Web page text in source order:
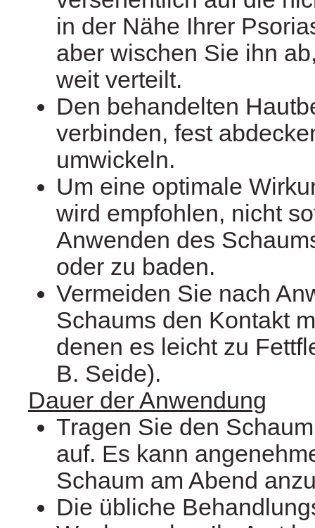
in der Nähe Ihrer
aber wischen Sie ihn
weit verteilt.
Den behandelten
verbinden, fest
umwickeln.
Um eine optimale
wird empfohlen, nicht
Anwenden des
oder zu baden.
Vermeiden Sie nach
Schaums den Kontakt
denen es leicht zu
B. Seide).
Dauer der Anwendung
Tragen Sie den
auf. Es kann
Schaum am Abend
Die übliche